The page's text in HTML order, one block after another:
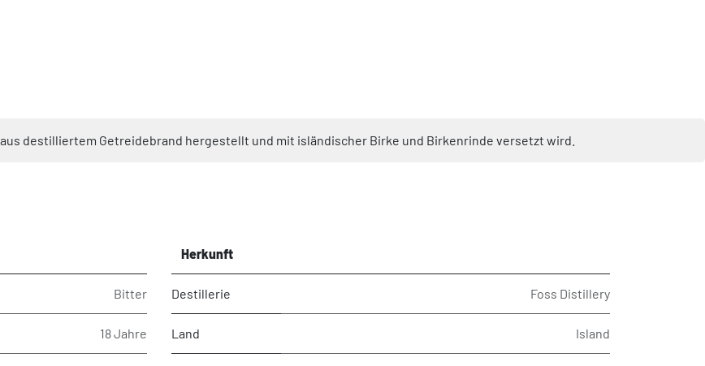
destilliertem Getreidebrand hergestellt und mit isländischer Birke und Birkenrinde versetzt wird.
Bitter
18 Jahre
Herkunft
Destillerie Foss Distillery
Land Island